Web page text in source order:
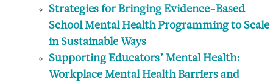
Strategies for Bringing Evidence-Based
School Mental Health Programming to Scale
in Sustainable Ways
Supporting Educators’ Mental Health:
Workplace Mental Health Barriers and